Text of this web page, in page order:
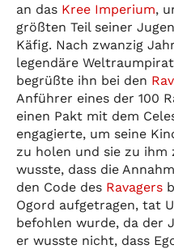
an das Kree Imperium,
größten Teil seiner
Käfig. Nach zwanzig
legendäre Weltraumpirat
begrüßte ihn bei den
Anführer eines der 100
einen Pakt mit dem
engagierte, um seine
zu holen und sie zu ihm
wusste, dass die
den Code des Ravagers
Ogord aufgetragen, tat
befohlen wurde, da der
er wusste nicht, dass